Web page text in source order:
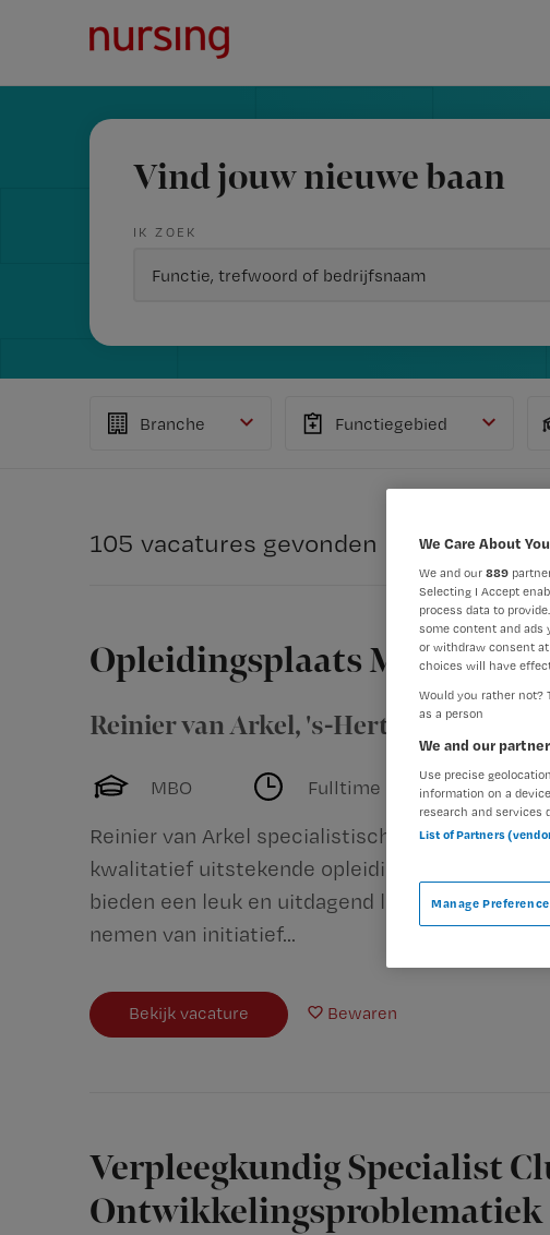
Vind jouw nieuwe baan
IK ZOEK
Branche Functiegebied
105 vacatures gevonden
Opleidingsplaats MBO
Reinier van Arkel, 's-Hertogenbosch
MBO Fulltime
Reinier van Arkel specialistische GGZ, gaat
kwalitatief uitstekende opleidingen. Verbinden
bieden een leuk en uitdagend leerproces
nemen van initiatief...
Bekijk vacature Bewaren
Verpleegkundig Specialist
Ontwikkelingsproblematiek
We Care About
We and our 889
Selecting I Accept
process data to
some content and ads
or withdraw consent
choices will have
Would you rather not?
as a person
We and our
Use precise
information on a
research and services
List of Partners
Manage